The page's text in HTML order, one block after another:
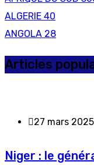
ALGERIE 40
ANGOLA 28
Articles
27 mars 2025
Niger : le